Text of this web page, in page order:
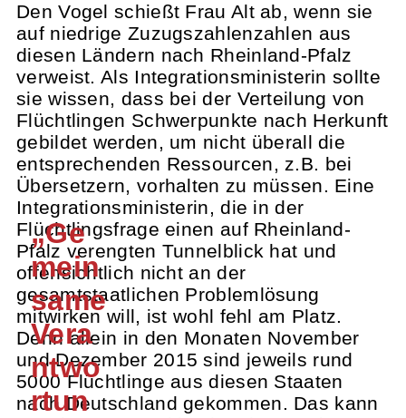
Den Vogel schießt Frau Alt ab, wenn sie
auf niedrige Zuzugszahlenzahlen aus
diesen Ländern nach Rheinland-Pfalz
verweist. Als Integrationsministerin sollte
sie wissen, dass bei der Verteilung von
Flüchtlingen Schwerpunkte nach Herkunft
gebildet werden, um nicht überall die
entsprechenden Ressourcen, z.B. bei
Übersetzern, vorhalten zu müssen. Eine
Integrationsministerin, die in der
Flüchtlingsfrage einen auf Rheinland-
Pfalz verengten Tunnelblick hat und
offensichtlich nicht an der
gesamtstaatlichen Problemlösung
mitwirken will, ist wohl fehl am Platz.
Denn allein in den Monaten November
und Dezember 2015 sind jeweils rund
5000 Flüchtlinge aus diesen Staaten
nach Deutschland gekommen. Das kann
„Ge
mein
same
Vera
ntwo
rtun